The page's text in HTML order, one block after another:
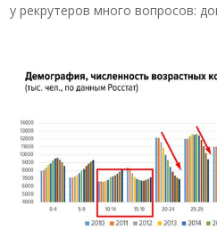
у рекрутеров много вопросов: